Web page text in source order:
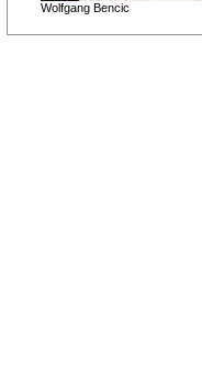
Wolfgang Bencic